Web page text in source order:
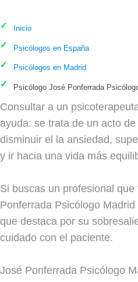
Inicio
Psicólogos en España
Psicólogos en Madrid
Psicólogo José Ponferrada
Consultar a un
ayuda: se trata de un acto
disminuir el la ansiedad,
y ir hacia una vida más
Si buscas un profesional
Ponferrada Psicólogo
que destaca por su
cuidado con el paciente.
José Ponferrada Psicólogo